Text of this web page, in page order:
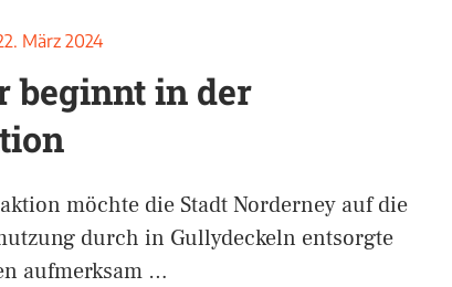
März 2024
beginnt in der
möchte die Stadt Norderney auf die
durch in Gullydeckeln entsorgte
aufmerksam …